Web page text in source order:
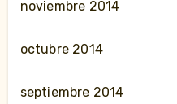
noviembre 2014
octubre 2014
septiembre 2014